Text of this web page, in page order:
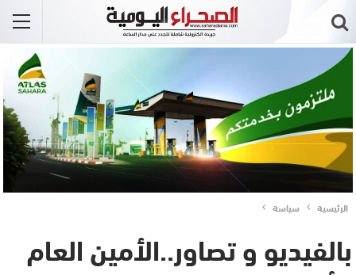
الرئيسية سياسة
بالفيديو و تصاور..الأمين العام